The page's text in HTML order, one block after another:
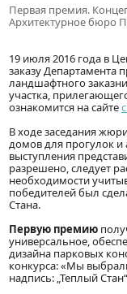
Первая премия.
Архитектурное бюро
19 июля 2016 года в
заказу
ландшафтного
участка,
ознакомится на сайте
В ходе заседания
домов для прогулок и
выступления
разрешено, следует
необходимости
победителей был
Стана.
Первую премию
универсальное,
дизайна парковых
конкурса: «Мы
надпись: „Теплый